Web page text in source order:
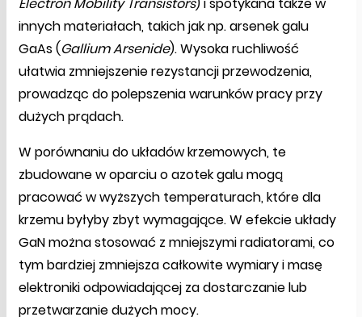
Electron Mobility Transistors) i spotykana także w
innych materiałach, takich jak np. arsenek galu
GaAs (Gallium Arsenide). Wysoka ruchliwość
ułatwia zmniejszenie rezystancji przewodzenia,
prowadząc do polepszenia warunków pracy przy
dużych prądach.
W porównaniu do układów krzemowych, te
zbudowane w oparciu o azotek galu mogą
pracować w wyższych temperaturach, które dla
krzemu byłyby zbyt wymagające. W efekcie układy
GaN można stosować z mniejszymi radiatorami, co
tym bardziej zmniejsza całkowite wymiary i masę
elektroniki odpowiadającej za dostarczanie lub
przetwarzanie dużych mocy.